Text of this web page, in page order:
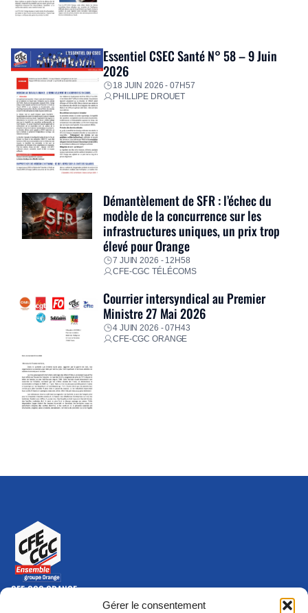
Gérer le consentement
Essentiel CSEC Santé N° 58 – 9 Juin
2026
18 JUIN 2026 - 07H57
PHILLIPE DROUET
Démantèlement de SFR : l’échec du
modèle de la concurrence sur les
infrastructures uniques, un prix trop
élevé pour Orange
7 JUIN 2026 - 12H58
CFE-CGC TÉLÉCOMS
Courrier intersyndical au Premier
Ministre 27 Mai 2026
4 JUIN 2026 - 07H43
CFE-CGC ORANGE
CFE-CGC ORANGE
10-12 rue Saint Amand, 75015 Paris Cedex 15